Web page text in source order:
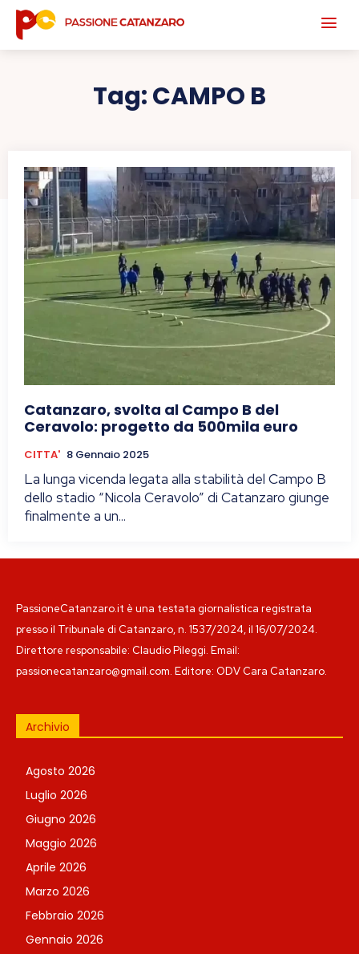
Tag:CAMPO B
Catanzaro, svolta al Campo B del
Ceravolo: progetto da 500mila euro
CITTA' 8 Gennaio 2025
La lunga vicenda legata alla stabilità del Campo B
dello stadio “Nicola Ceravolo” di Catanzaro giunge
finalmente a un...
PassioneCatanzaro.it è una testata giornalistica registrata
presso il Tribunale di Catanzaro, n. 1537/2024, il 16/07/2024.
Direttore responsabile: Claudio Pileggi. Email:
passionecatanzaro@gmail.com. Editore: ODV Cara Catanzaro.
Archivio
Agosto 2026
Luglio 2026
Giugno 2026
Maggio 2026
Aprile 2026
Marzo 2026
Febbraio 2026
Gennaio 2026